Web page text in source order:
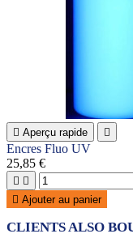
 Aperçu rapide 
Encres Fluo UV
25,85 €
 
 Ajouter au panier
CLIENTS ALSO